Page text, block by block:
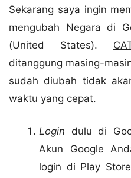
Sekarang saya ingin
mengubah Negara di
(United States).
ditanggung masing-
sudah diubah tidak
waktu yang cepat.
Login dulu di
Akun Google
login di Play